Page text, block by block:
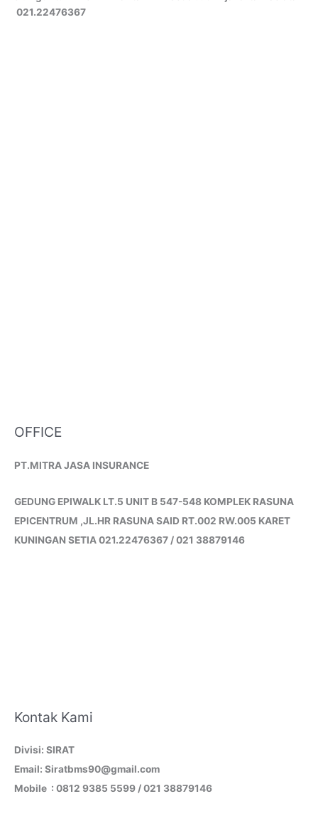
021.22476367
OFFICE
PT.MITRA JASA INSURANCE
GEDUNG EPIWALK LT.5 UNIT B 547-548 KOMPLEK RASUNA
EPICENTRUM ,JL.HR RASUNA SAID RT.002 RW.005 KARET
KUNINGAN SETIA 021.22476367 / 021 38879146
Kontak Kami
Divisi: SIRAT
Email: Siratbms90@gmail.com
Mobile : 0812 9385 5599 / 021 38879146